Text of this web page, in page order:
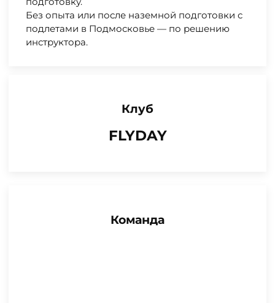
Без опыта или после наземной подготовки с
подлетами в Подмосковье — по решению
инструктора.
Клуб
FLYDAY
Команда